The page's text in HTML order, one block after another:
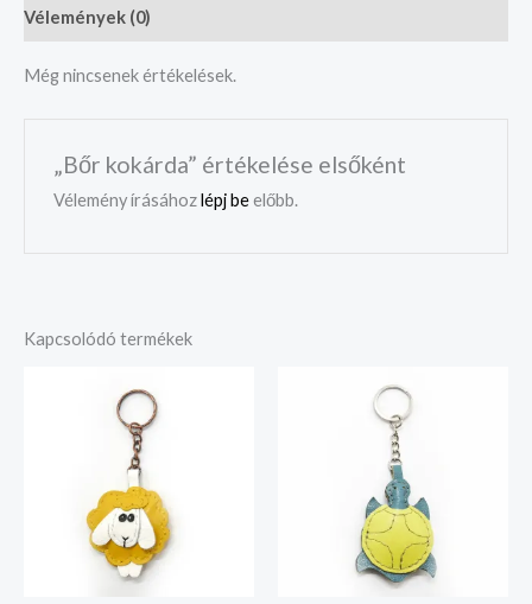
Vélemények (0)
Még nincsenek értékelések.
„Bőr kokárda” értékelése elsőként
Vélemény írásáhozlépj beelőbb.
Kapcsolódó termékek